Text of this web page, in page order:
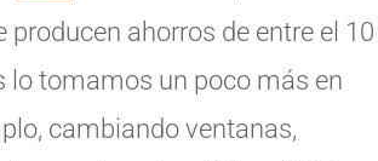
producen ahorros de entre el 10
lo tomamos un poco más en
cambiando ventanas,